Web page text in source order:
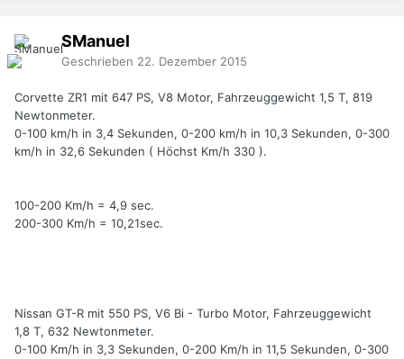
SManuel
Geschrieben 22. Dezember 2015
Corvette ZR1 mit 647 PS, V8 Motor, Fahrzeuggewicht 1,5 T, 819
Newtonmeter.
0-100 km/h in 3,4 Sekunden, 0-200 km/h in 10,3 Sekunden, 0-300
km/h in 32,6 Sekunden ( Höchst Km/h 330 ).
100-200 Km/h = 4,9 sec.
200-300 Km/h = 10,21sec.
Nissan GT-R mit 550 PS, V6 Bi - Turbo Motor, Fahrzeuggewicht
1,8 T, 632 Newtonmeter.
0-100 Km/h in 3,3 Sekunden, 0-200 Km/h in 11,5 Sekunden, 0-300